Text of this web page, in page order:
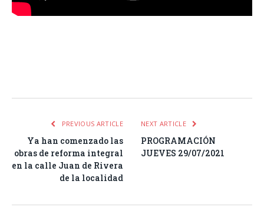
PREVIOUS ARTICLE
Ya han comenzado las
obras de reforma integral
en la calle Juan de Rivera
de la localidad
NEXT ARTICLE
PROGRAMACIÓN
JUEVES 29/07/2021